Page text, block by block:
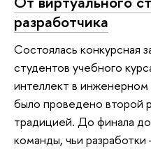
разработчика
Состоялась конкурсная
студентов учебного
интеллект в
было проведено второй
традицией. До финала
команды, чьи